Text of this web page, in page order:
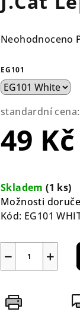
Průměrné
produktu
je
0,0
z
hvězdiček.
Neohodnoceno
EG101
standardní cena:
49 Kč
cena:
Skladem(1 ks)
Možnosti
Kód: EG101
+
−